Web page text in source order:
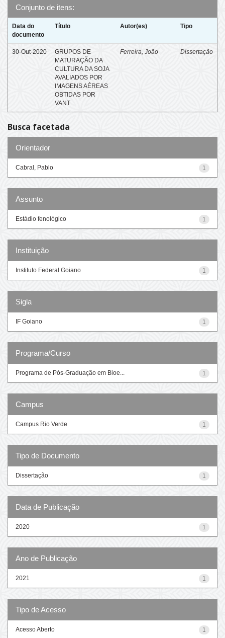
Conjunto de itens:
Data do
documento
Título Autor(es) Tipo
30-Out-2020
GRUPOS DE
MATURAÇÃO DA
CULTURA DA SOJA
AVALIADOS POR
IMAGENS AÉREAS
OBTIDAS POR
VANT
Ferreira, João Dissertação
Busca facetada
Orientador
1
Cabral, Pablo
Assunto
1
Estádio fenológico
Instituição
1
Instituto Federal Goiano
Sigla
1
IF Goiano
Programa/Curso
1
Programa de Pós-Graduação em Bioe...
Campus
1
Campus Rio Verde
Tipo de Documento
1
Dissertação
Data de Publicação
1
2020
Ano de Publicação
1
2021
Tipo de Acesso
1
Acesso Aberto